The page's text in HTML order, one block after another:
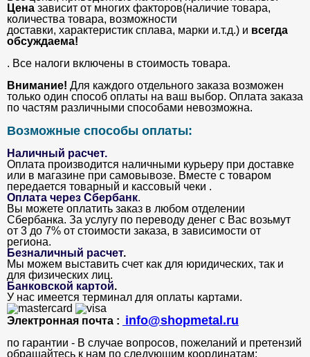
Цена зависит от многих факторов(наличие товара,
количества товара, возможности
доставки, характеристик сплава, марки и.т.д.) и всегда
обсуждаема!
. Все налоги включены в стоимость товара.
Внимание! Для каждого отдельного заказа возможен
только один способ оплаты на ваш выбор. Оплата заказа
по частям различными способами невозможна.
Возможные способы оплаты:
Наличный расчет.
Оплата производится наличными курьеру при доставке
или в магазине при самовывозе. Вместе с товаром
передается товарный и кассовый чеки .
Оплата через Сбербанк.
Вы можете оплатить заказ в любом отделении
Сбербанка. За услугу по переводу денег с Вас возьмут
от 3 до 7% от стоимости заказа, в зависимости от
региона.
Безналичный расчет.
Мы можем выставить счет как для юридических, так и
для физических лиц.
Банковской картой.
У нас имеется терминал для оплаты картами.
Электронная почта : info@shopmetal.ru
по гарантии - В случае вопросов, пожеланий и претензий
обращайтесь к нам по следующим координатам: